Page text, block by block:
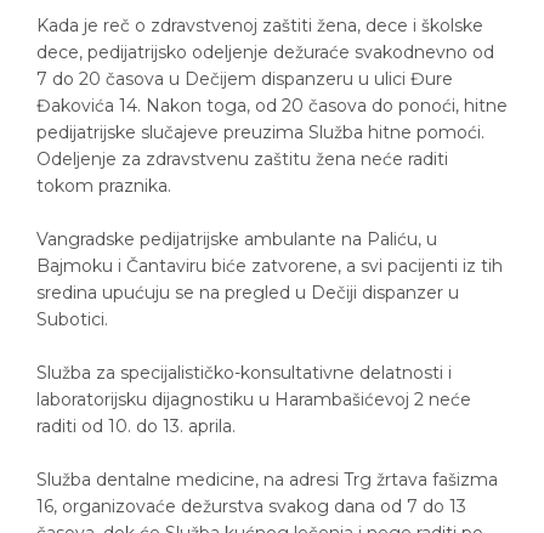
Kada je reč o zdravstvenoj zaštiti žena, dece i školske
dece, pedijatrijsko odeljenje dežuraće svakodnevno od
7 do 20 časova u Dečijem dispanzeru u ulici Đure
Đakovića 14. Nakon toga, od 20 časova do ponoći, hitne
pedijatrijske slučajeve preuzima Služba hitne pomoći.
Odeljenje za zdravstvenu zaštitu žena neće raditi
tokom praznika.
Vangradske pedijatrijske ambulante na Paliću, u
Bajmoku i Čantaviru biće zatvorene, a svi pacijenti iz tih
sredina upućuju se na pregled u Dečiji dispanzer u
Subotici.
Služba za specijalističko-konsultativne delatnosti i
laboratorijsku dijagnostiku u Harambašićevoj 2 neće
raditi od 10. do 13. aprila.
Služba dentalne medicine, na adresi Trg žrtava fašizma
16, organizovaće dežurstva svakog dana od 7 do 13